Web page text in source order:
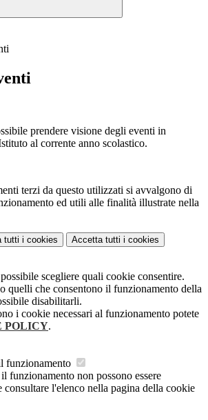
prendere visione degli eventi in
al corrente anno scolastico.
terzi da questo utilizzati si avvalgono di
ed utili alle finalità illustrate nella
tutti i cookies Accetta tutti i cookies
scegliere quali cookie consentire.
quelli che consentono il funzionamento della
disabilitarli.
i cookie necessari al funzionamento potete
POLICY.
funzionamento
funzionamento non possono essere
l'elenco nella pagina della cookie